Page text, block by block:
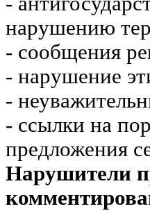
нарушению
- сообщения
- нарушение
-
- ссылки на
предложения
Нарушители